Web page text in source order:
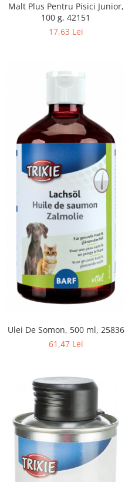
Malt Plus Pentru Pisici Junior,
100 g, 42151
17,63 Lei
Ulei De Somon, 500 ml, 25836
61,47 Lei